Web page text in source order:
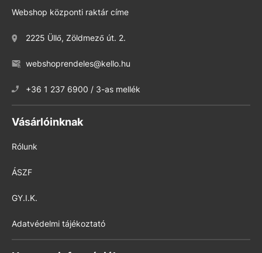
Webshop központi raktár címe
2225 Üllő, Zöldmező út. 2.
webshoprendeles@kello.hu
+36 1 237 6900 / 3-as mellék
Vásárlóinknak
Rólunk
ÁSZF
GY.I.K.
Adatvédelmi tájékoztató